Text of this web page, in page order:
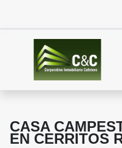
CASA
EN CERRITOS